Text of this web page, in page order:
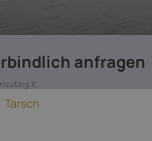
anfragen
Tarsch